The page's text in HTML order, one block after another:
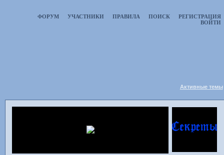
ФОРУМ УЧАСТНИКИ ПРАВИЛА ПОИСК
РЕГИСТРАЦИЯ
ВОЙТИ
Активные темы